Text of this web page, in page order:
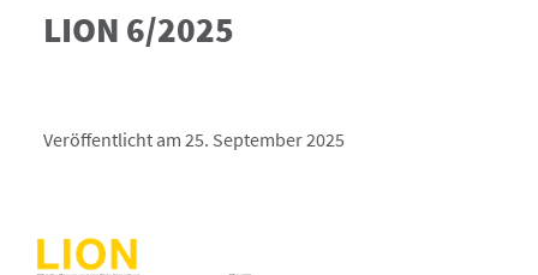
LION 6/2025
Veröffentlicht am 25. September 2025